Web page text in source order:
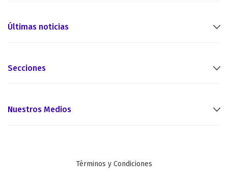
Últimas noticias
Secciones
Nuestros Medios
Términos y Condiciones